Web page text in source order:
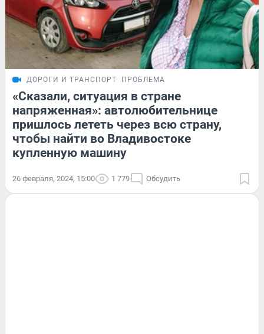
ДОРОГИ И ТРАНСПОРТ ПРОБЛЕМА
«Сказали, ситуация в стране
напряженная»: автолюбительнице
пришлось лететь через всю страну,
чтобы найти во Владивостоке
купленную машину
26 февраля, 2024, 15:00 1 779 Обсудить